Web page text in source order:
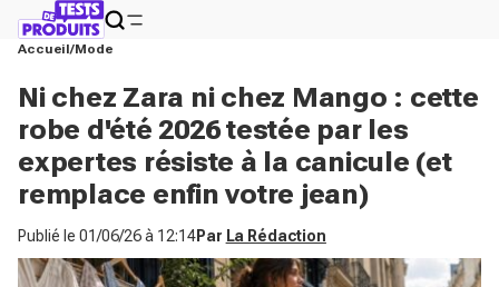
Accueil Mode
Ni chez Zara ni chez Mango : cette
robe d'été 2026 testée par les
expertes résiste à la canicule (et
remplace enfin votre jean)
Publié le 01/06/26 à 12:14Par La Rédaction